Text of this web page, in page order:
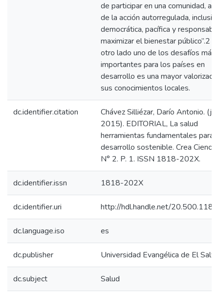
de participar en una comunidad, a
de la acción autorregulada,
democrática, pacífica y
maximizar el bienestar público”.2
otro lado uno de los desafíos más
importantes para los países en
desarrollo es una mayor
sus conocimientos locales.
dc.identifier.citation
Chávez Silliézar, Darío Antonio.
2015). EDITORIAL, La salud
herramientas fundamentales para
desarrollo sostenible. Crea
N° 2. P. 1. ISSN 1818-202X.
dc.identifier.issn 1818-202X
dc.identifier.uri http://hdl.handle.net/
dc.language.iso es
dc.publisher Universidad Evangélica de El
dc.subject Salud